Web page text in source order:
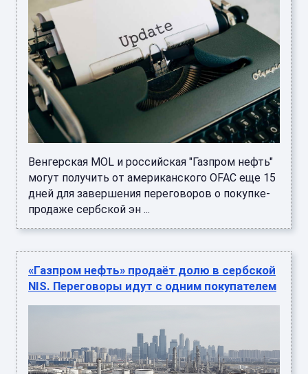
Венгерская MOL и российская "Газпром нефть"
могут получить от американского OFAC еще 15
дней для завершения переговоров о покупке-
продаже сербской эн ...
«Газпром нефть» продаёт долю в сербской
NIS. Переговоры идут с одним покупателем